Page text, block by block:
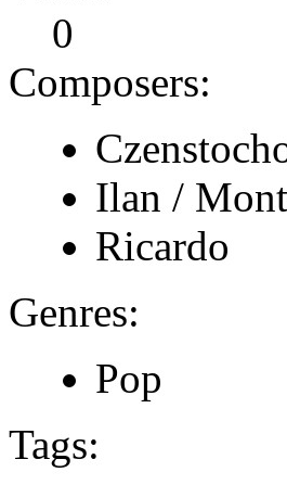
0
Composers:
Ilan /
Ricardo
Genres:
Pop
Tags: